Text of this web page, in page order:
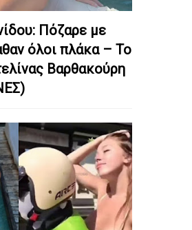
Πόζαρε με
όλοι πλάκα – Το
Βαρθακούρη